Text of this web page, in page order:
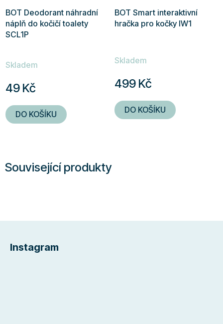
Související produkty
BOT Deodorant náhradní
náplň do kočičí toalety
SCL1P
Skladem
49 Kč
DO KOŠÍKU
BOT Smart interaktivní
hračka pro kočky IW1
hodnocení
je
5,0
z
Skladem
499 Kč
DO KOŠÍKU
Instagram